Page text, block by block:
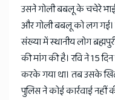
उसने गोली बबलू के चचेरे
और गोली बबलू को लग गई।
संख्या में स्थानीय लोग
की मांग की है। रवि ने 15
करके गया था। तब उसके
पुलिस ने कोई कार्रवाई नहीं